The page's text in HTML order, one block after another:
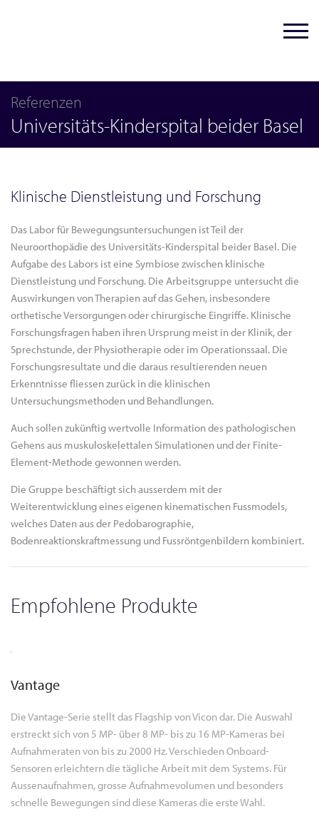
Referenzen
Universitäts-Kinderspital beider Basel
Klinische Dienstleistung und Forschung
Das Labor für Bewegungsuntersuchungen ist Teil der
Neuroorthopädie des Universitäts-Kinderspital beider Basel. Die
Aufgabe des Labors ist eine Symbiose zwischen klinische
Dienstleistung und Forschung. Die Arbeitsgruppe untersucht die
Auswirkungen von Therapien auf das Gehen, insbesondere
orthetische Versorgungen oder chirurgische Eingriffe. Klinische
Forschungsfragen haben ihren Ursprung meist in der Klinik, der
Sprechstunde, der Physiotherapie oder im Operationssaal. Die
Forschungsresultate und die daraus resultierenden neuen
Erkenntnisse fliessen zurück in die klinischen
Untersuchungsmethoden und Behandlungen.
Auch sollen zukünftig wertvolle Information des pathologischen
Gehens aus muskuloskelettalen Simulationen und der Finite-
Element-Methode gewonnen werden.
Die Gruppe beschäftigt sich ausserdem mit der
Weiterentwicklung eines eigenen kinematischen Fussmodels,
welches Daten aus der Pedobarographie,
Bodenreaktionskraftmessung und Fussröntgenbildern kombiniert.
Empfohlene Produkte
Vantage
Die Vantage-Serie stellt das Flagship von Vicon dar. Die Auswahl
erstreckt sich von 5 MP- über 8 MP- bis zu 16 MP-Kameras bei
Aufnahmeraten von bis zu 2000 Hz. Verschieden Onboard-
Sensoren erleichtern die tägliche Arbeit mit dem Systems. Für
Aussenaufnahmen, grosse Aufnahmevolumen und besonders
schnelle Bewegungen sind diese Kameras die erste Wahl.